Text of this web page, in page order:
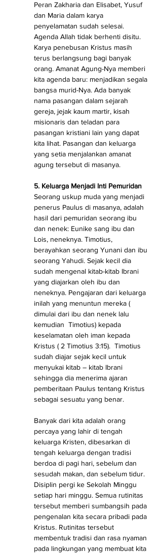
Peran Zakharia dan Elisabet, Yusuf
dan Maria dalam karya
penyelamatan sudah selesai.
Agenda Allah tidak berhenti disitu.
Karya penebusan Kristus masih
terus berlangsung bagi banyak
orang. Amanat Agung-Nya memberi
kita agenda baru: menjadikan segala
bangsa murid-Nya. Ada banyak
nama pasangan dalam sejarah
gereja, jejak kaum martir, kisah
misionaris dan teladan para
pasangan kristiani lain yang dapat
kita lihat. Pasangan dan keluarga
yang setia menjalankan amanat
agung tersebut di masanya.
5. Keluarga Menjadi Inti Pemuridan
Seorang uskup muda yang menjadi
penerus Paulus di masanya, adalah
hasil dari pemuridan seorang ibu
dan nenek: Eunike sang ibu dan
Lois, neneknya. Timotius,
berayahkan seorang Yunani dan ibu
seorang Yahudi. Sejak kecil dia
sudah mengenal kitab-kitab Ibrani
yang diajarkan oleh ibu dan
neneknya. Pengajaran dari keluarga
inilah yang menuntun mereka (
dimulai dari ibu dan nenek lalu
kemudian  Timotius) kepada
keselamatan oleh iman kepada
Kristus ( 2 Timotius 3:15).  Timotius
sudah diajar sejak kecil untuk
menyukai kitab – kitab Ibrani
sehingga dia menerima ajaran
pemberitaan Paulus tentang Kristus
sebagai sesuatu yang benar.
Banyak dari kita adalah orang
percaya yang lahir di tengah
keluarga Kristen, dibesarkan di
tengah keluarga dengan tradisi
berdoa di pagi hari, sebelum dan
sesudah makan, dan sebelum tidur.
Disiplin pergi ke Sekolah Minggu
setiap hari minggu. Semua rutinitas
tersebut memberi sumbangsih pada
pengenalan kita secara pribadi pada
Kristus. Rutinitas tersebut
membentuk tradisi dan rasa nyaman
pada lingkungan yang membuat kita